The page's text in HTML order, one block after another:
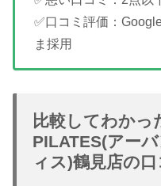
✅口コミ評価：
ま採用
比較してわかっ
PILATES(アー
ィス)鶴見店の